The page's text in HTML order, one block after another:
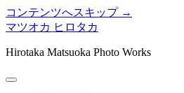
コンテンツへスキップ →
マツオカ ヒロタカ
Hirotaka Matsuoka Photo Works
メ